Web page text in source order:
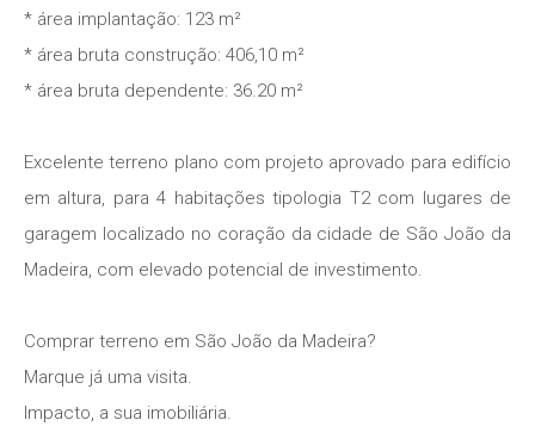
* área implantação: 123 m²
* área bruta construção: 406,10 m²
* área bruta dependente: 36.20 m²
Excelente terreno plano com projeto aprovado para edifício
em altura, para 4 habitações tipologia T2 com lugares de
garagem localizado no coração da cidade de São João da
Madeira, com elevado potencial de investimento.
Comprar terreno em São João da Madeira?
Marque já uma visita.
Impacto, a sua imobiliária.